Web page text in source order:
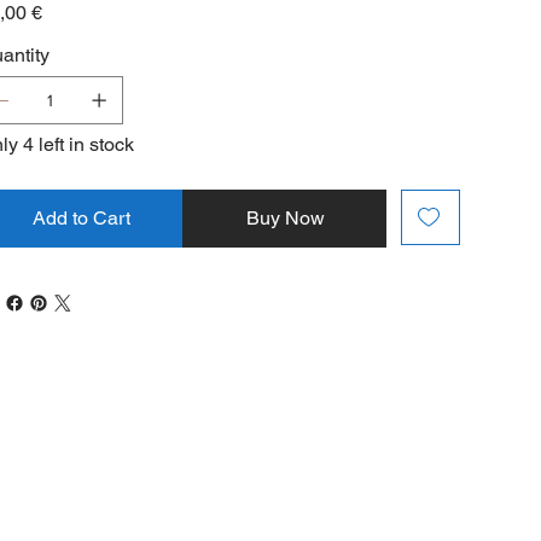
€
4 left in stock
Add to Cart Buy Now